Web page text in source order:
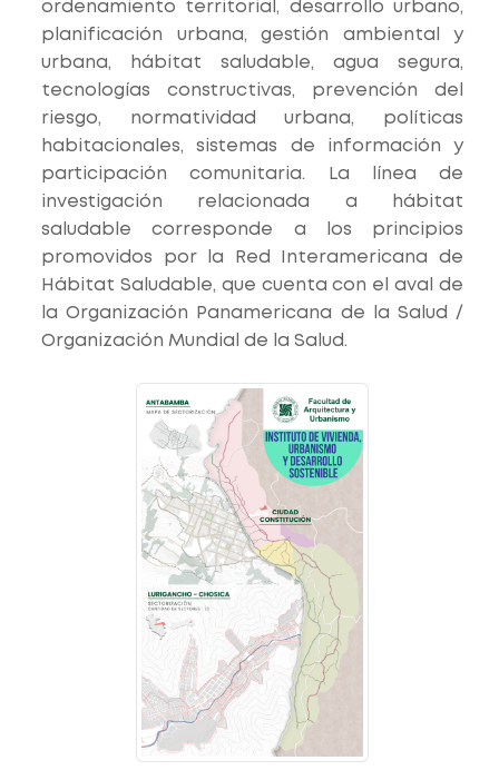
ordenamiento territorial, desarrollo urbano,
planificación urbana, gestión ambiental y
urbana, hábitat saludable, agua segura,
tecnologías constructivas, prevención del
riesgo, normatividad urbana, políticas
habitacionales, sistemas de información y
participación comunitaria. La línea de
investigación relacionada a hábitat
saludable corresponde a los principios
promovidos por la Red Interamericana de
Hábitat Saludable, que cuenta con el aval de
la Organización Panamericana de la Salud /
Organización Mundial de la Salud.